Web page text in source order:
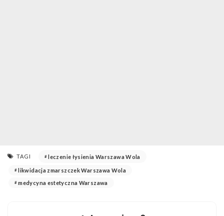
TAGI leczenie łysienia Warszawa Wola
likwidacja zmarszczek Warszawa Wola
medycyna estetyczna Warszawa